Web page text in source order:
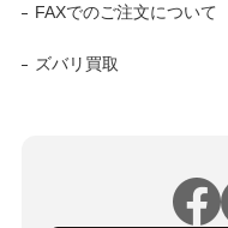
FAXでのご注文について
ズバリ買取